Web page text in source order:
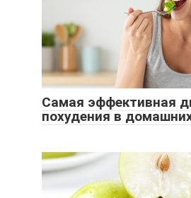
Самая эффективная
похудения в